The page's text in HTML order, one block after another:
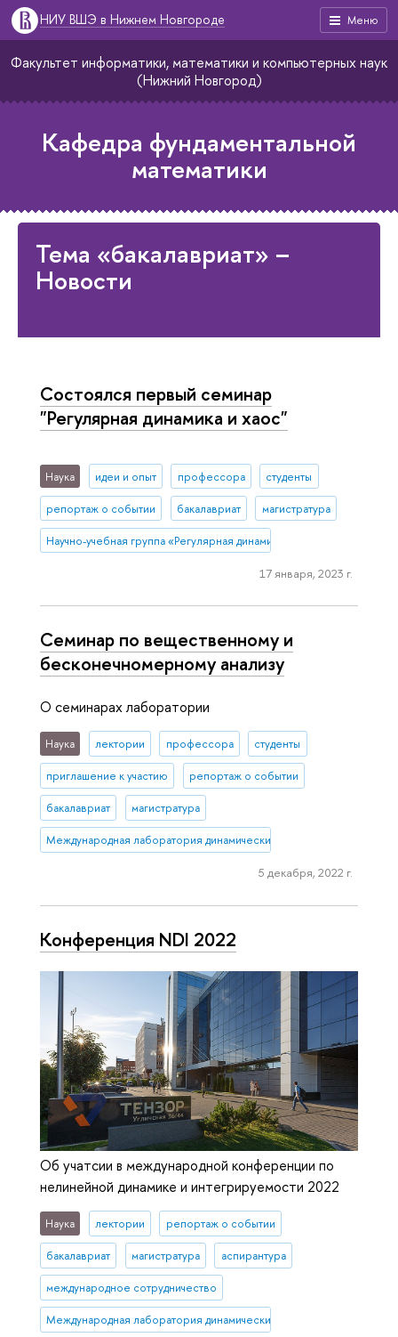
Меню
НИУ ВШЭ в Нижнем Новгороде
Факультет информатики, математики и компьютерных наук
(Нижний Новгород)
Кафедра фундаментальной
математики
Тема «бакалавриат» –
Новости
Состоялся первый семинар
"Регулярная динамика и хаос"
Наука идеи и опыт профессора студенты
репортаж о событии бакалавриат магистратура
Научно-учебная группа «Регулярная динамика и хаос»
17 января, 2023 г.
Семинар по вещественному и
бесконечномерному анализу
О семинарах лаборатории
Наука лектории профессора студенты
приглашение к участию репортаж о событии
бакалавриат магистратура
Международная лаборатория динамических систем и приложений
5 декабря, 2022 г.
Конференция NDI 2022
Об учатсии в международной конференции по
нелинейной динамике и интегрируемости 2022
Наука лектории репортаж о событии
бакалавриат магистратура аспирантура
международное сотрудничество
Международная лаборатория динамических систем и приложений